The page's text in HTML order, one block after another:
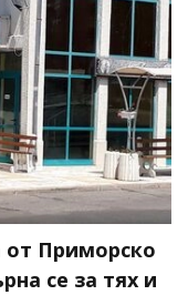
от Приморско
се за тях и